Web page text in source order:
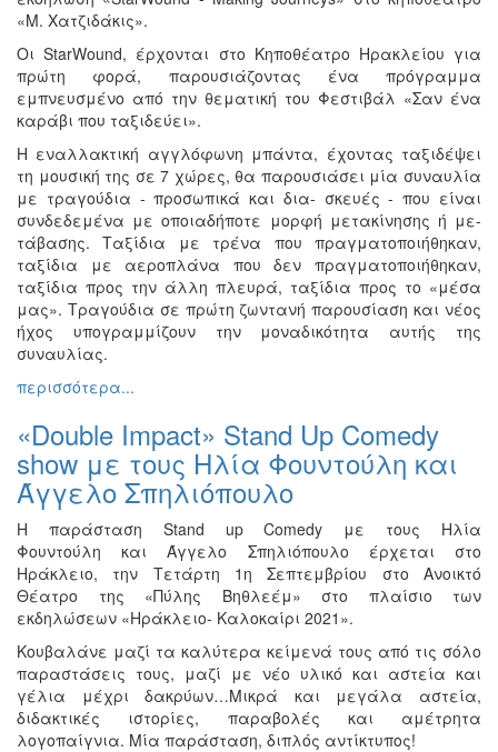
«Μ. Χατζιδάκις».
Οι StarWound, έρχονται στο Κηποθέατρο Ηρακλείου για
πρώτη φορά, παρουσιάζοντας ένα πρόγραμμα
εμπνευσμένο από την θεματική του Φεστιβάλ «Σαν ένα
καράβι που ταξιδεύει».
Η εναλλακτική αγγλόφωνη μπάντα, έχοντας ταξιδέψει
τη μουσική της σε 7 χώρες, θα παρουσιάσει μία συναυλία
με τραγούδια - προσωπικά και δια- σκευές - που είναι
συνδεδεμένα με οποιαδήποτε μορφή μετακίνησης ή με-
τάβασης. Ταξίδια με τρένα που πραγματοποιήθηκαν,
ταξίδια με αεροπλάνα που δεν πραγματοποιήθηκαν,
ταξίδια προς την άλλη πλευρά, ταξίδια προς το «μέσα
μας». Τραγούδια σε πρώτη ζωντανή παρουσίαση και νέος
ήχος υπογραμμίζουν την μοναδικότητα αυτής της
συναυλίας.
περισσότερα...
«Double Impact» Stand Up Comedy
show με τους Ηλία Φουντούλη και
Άγγελο Σπηλιόπουλο
Η παράσταση Stand up Comedy με τους Ηλία
Φουντούλη και Άγγελο Σπηλιόπουλο έρχεται στο
Ηράκλειο, την Τετάρτη 1η Σεπτεμβρίου στο Ανοικτό
Θέατρο της «Πύλης Βηθλεέμ» στο πλαίσιο των
εκδηλώσεων «Ηράκλειο- Καλοκαίρι 2021».
Κουβαλάνε μαζί τα καλύτερα κείμενά τους από τις σόλο
παραστάσεις τους, μαζί με νέο υλικό και αστεία και
γέλια μέχρι δακρύων…Μικρά και μεγάλα αστεία,
διδακτικές ιστορίες, παραβολές και αμέτρητα
λογοπαίγνια. Μία παράσταση, διπλός αντίκτυπος!